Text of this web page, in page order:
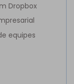
Dropbox
equipes